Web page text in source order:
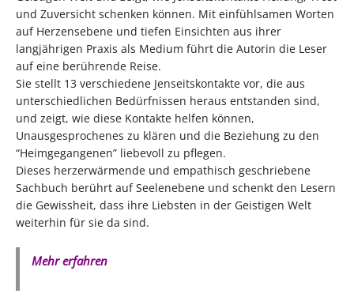
und Zuversicht schenken können. Mit einfühlsamen Worten
auf Herzensebene und tiefen Einsichten aus ihrer
langjährigen Praxis als Medium führt die Autorin die Leser
auf eine berührende Reise.
Sie stellt 13 verschiedene Jenseitskontakte vor, die aus
unterschiedlichen Bedürfnissen heraus entstanden sind,
und zeigt, wie diese Kontakte helfen können,
Unausgesprochenes zu klären und die Beziehung zu den
“Heimgegangenen” liebevoll zu pflegen.
Dieses herzerwärmende und empathisch geschriebene
Sachbuch berührt auf Seelenebene und schenkt den Lesern
die Gewissheit, dass ihre Liebsten in der Geistigen Welt
weiterhin für sie da sind.
Mehr erfahren